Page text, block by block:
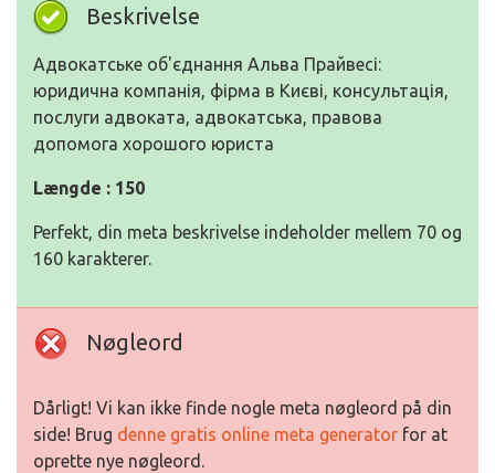
Beskrivelse
Адвокатське об'єднання Альва Прайвесі:
юридична компанія, фірма в Києві, консультація,
послуги адвоката, адвокатська, правова
допомога хорошого юриста
Længde : 150
Perfekt, din meta beskrivelse indeholder mellem 70 og
160 karakterer.
Nøgleord
Dårligt! Vi kan ikke finde nogle meta nøgleord på din
side! Brug denne gratis online meta generator for at
oprette nye nøgleord.